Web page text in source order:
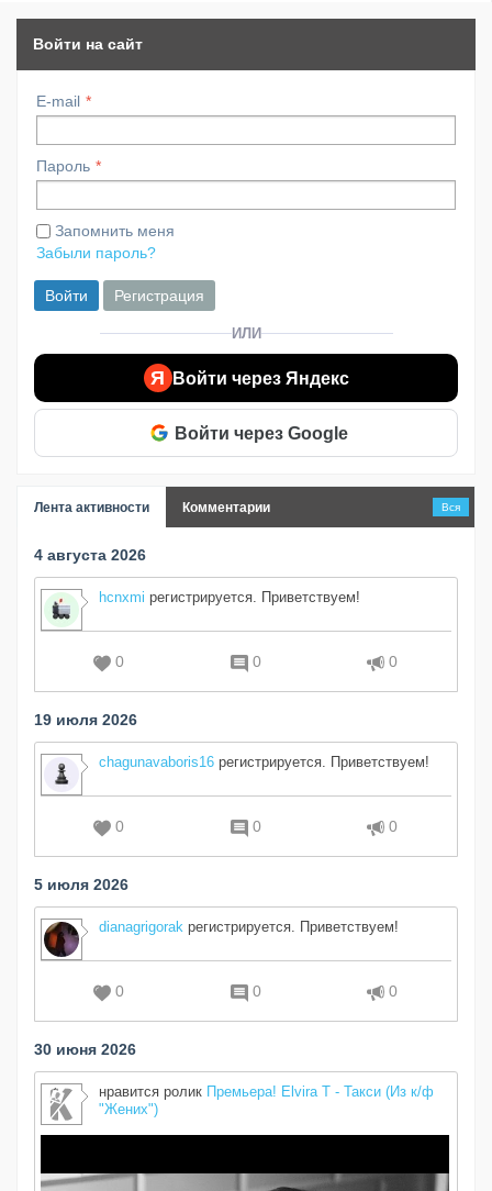
Войти на сайт
E-mail
Пароль
Запомнить меня
Забыли пароль?
Войти Регистрация
ИЛИ
Я Войти через Яндекс
Войти через Google
Лента активности Комментарии Вся
4 августа 2026
hcnxmi регистрируется. Приветствуем!
0 0 0
19 июля 2026
chagunavaboris16 регистрируется. Приветствуем!
0 0 0
5 июля 2026
dianagrigorak регистрируется. Приветствуем!
0 0 0
30 июня 2026
нравится ролик Премьера! Elvira T - Такси (Из к/ф
"Жених")